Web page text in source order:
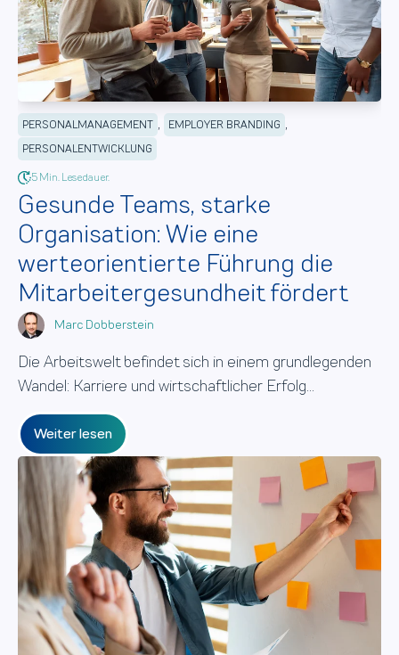
PERSONALMANAGEMENT , EMPLOYER BRANDING ,
PERSONALENTWICKLUNG
5 Min. Lesedauer.
Gesunde Teams, starke
Organisation: Wie eine
werteorientierte Führung die
Mitarbeitergesundheit fördert
Marc Dobberstein
Die Arbeitswelt befindet sich in einem grundlegenden
Wandel: Karriere und wirtschaftlicher Erfolg...
Weiter lesen